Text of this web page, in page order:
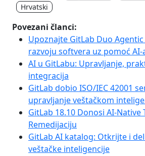
Hrvatski
Povezani članci:
Upoznajte GitLab Duo
razvoju softvera uz pomoć AI-
AI u GitLabu: Upravljanje,
integracija
GitLab dobio ISO/IEC 42001
upravljanje veštačkom
GitLab 18.10 Donosi AI-Native
Remedijaciju
GitLab AI katalog: Otkrijte i
veštačke inteligencije